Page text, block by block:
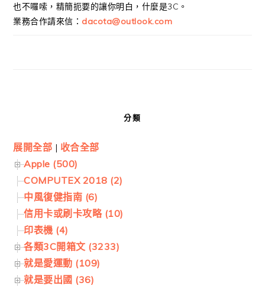
也不囉嗦，精簡扼要的讓你明白，什麼是3C。
業務合作請來信： dacota@outlook.com
分類
展開全部 | 收合全部
Apple (500)
COMPUTEX 2018 (2)
中風復健指南 (6)
信用卡或刷卡攻略 (10)
印表機 (4)
各類3C開箱文 (3233)
就是愛運動 (109)
就是要出國 (36)